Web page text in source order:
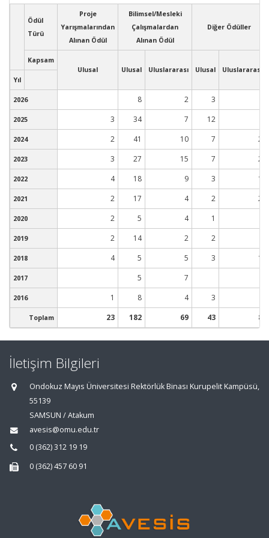
Ödül
Türü
Proje
Yarışmalarından
Alınan Ödül
Bilimsel/Mesleki
Çalışmalardan
Alınan Ödül
Diğer Ödüller
Kapsam
Ulusal
Ulusal Uluslararası Ulusal
Uluslararası
Yıl
2026 8 2 3
2025 3 34 7 12
2024 2 41 10 7 2
2023 3 27 15 7 2
2022 4 18 9 3 1
2021 2 17 4 2 2
2020 2 5 4 1
2019 2 14 2 2
2018 4 5 5 3 1
2017 5 7
2016 1 8 4 3
Toplam 23 182 69 43 8
İletişim Bilgileri
Ondokuz Mayıs Üniversitesi Rektörlük Binası Kurupelit Kampüsü,
55139
SAMSUN / Atakum
avesis@omu.edu.tr
0 (362) 312 19 19
0 (362) 457 60 91